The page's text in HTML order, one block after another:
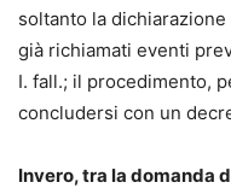
soltanto la
già richiamati eventi
I. fall.; il procedimento,
concludersi con un
Invero, tra la domanda